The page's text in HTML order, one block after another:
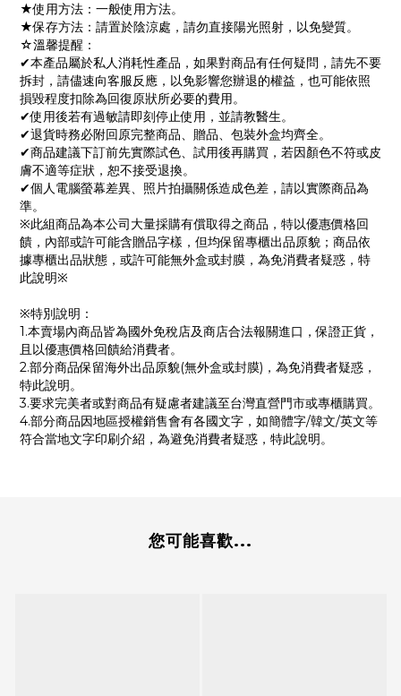
★使用方法：一般使用方法。
★保存方法：請置於陰涼處，請勿直接陽光照射，以免變質。
☆溫馨提醒：
✔本產品屬於私人消耗性產品，如果對商品有任何疑問，請先不要
拆封，請儘速向客服反應，以免影響您辦退的權益，也可能依照
損毀程度扣除為回復原狀所必要的費用。
✔使用後若有過敏請即刻停止使用，並請教醫生。
✔退貨時務必附回原完整商品、贈品、包裝外盒均齊全。
✔商品建議下訂前先實際試色、試用後再購買，若因顏色不符或皮
膚不適等症狀，恕不接受退換。
✔個人電腦螢幕差異、照片拍攝關係造成色差，請以實際商品為
準。
※此組商品為本公司大量採購有償取得之商品，特以優惠價格回
饋，內部或許可能含贈品字樣，但均保留專櫃出品原貌；商品依
據專櫃出品狀態，或許可能無外盒或封膜，為免消費者疑惑，特
此說明※
※特別說明：
1.本賣場內商品皆為國外免稅店及商店合法報關進口，保證正貨，
且以優惠價格回饋給消費者。
2.部分商品保留海外出品原貌(無外盒或封膜)，為免消費者疑惑，
特此說明。
3.要求完美者或對商品有疑慮者建議至台灣直營門市或專櫃購買。
4.部分商品因地區授權銷售會有各國文字，如簡體字/韓文/英文等
符合當地文字印刷介紹，為避免消費者疑惑，特此說明。
您可能喜歡...